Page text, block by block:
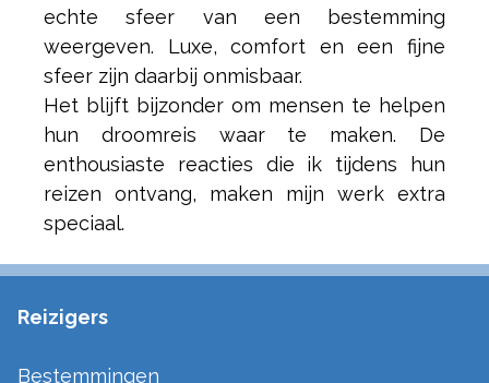
echte sfeer van een bestemming
weergeven. Luxe, comfort en een fijne
sfeer zijn daarbij onmisbaar.
Het blijft bijzonder om mensen te helpen
hun droomreis waar te maken. De
enthousiaste reacties die ik tijdens hun
reizen ontvang, maken mijn werk extra
speciaal.
Reizigers
Bestemmingen